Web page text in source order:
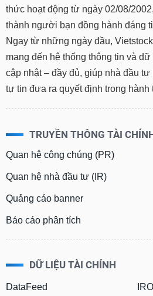
thức hoạt động từ ngày 02/08/
thành người bạn đồng hành đáng
Ngay từ những ngày đầu,
mang đến hệ thống thông tin và
cập nhật – đầy đủ, giúp nhà đầu
tự tin đưa ra quyết định trong hành
TRUYỀN THÔNG TÀI
Quan hệ công chúng (PR)
Quan hệ nhà đầu tư (IR)
Quảng cáo banner
Báo cáo phân tích
DỮ LIỆU TÀI CHÍNH
DataFeed